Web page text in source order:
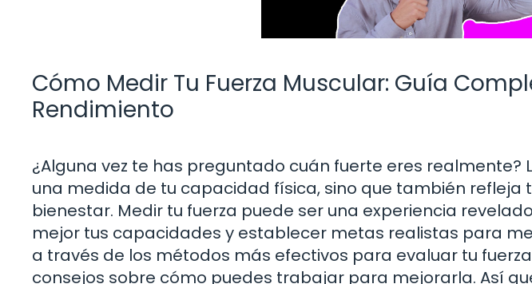
Cómo Medir Tu Fuerza Muscular: Guía
Rendimiento
¿Alguna vez te has preguntado cuán fuerte eres realmente?
una medida de tu capacidad física, sino que también refleja
bienestar. Medir tu fuerza puede ser una experiencia
mejor tus capacidades y establecer metas realistas para
a través de los métodos más efectivos para evaluar tu
consejos sobre cómo puedes trabajar para mejorarla. Así